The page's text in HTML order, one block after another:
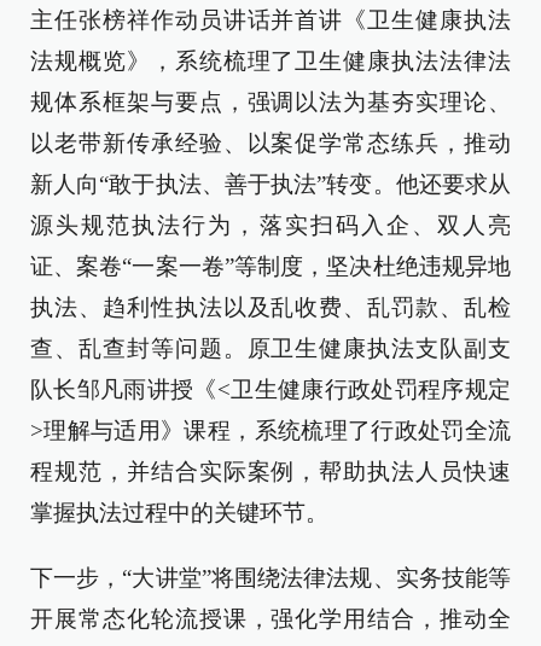
主任张榜祥作动员讲话并首讲《卫生健康执法
法规概览》，系统梳理了卫生健康执法法律法
规体系框架与要点，强调以法为基夯实理论、
以老带新传承经验、以案促学常态练兵，推动
新人向“敢于执法、善于执法”转变。他还要求从
源头规范执法行为，落实扫码入企、双人亮
证、案卷“一案一卷”等制度，坚决杜绝违规异地
执法、趋利性执法以及乱收费、乱罚款、乱检
查、乱查封等问题。原卫生健康执法支队副支
队长邹凡雨讲授《<卫生健康行政处罚程序规定
>理解与适用》课程，系统梳理了行政处罚全流
程规范，并结合实际案例，帮助执法人员快速
掌握执法过程中的关键环节。
下一步，“大讲堂”将围绕法律法规、实务技能等
开展常态化轮流授课，强化学用结合，推动全